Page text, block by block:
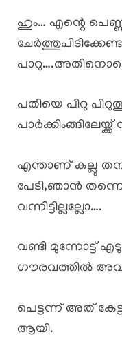
ഹും… എന്റെ
പതിയെ പിറു
എന്താണ് കല്ലു
പേടി,ഞാൻ തന്നെ
വന്നിട്ടില്ലല്ലോ….
വണ്ടി മുന്നോട്ട്
ഗൗരവത്തിൽ
പെട്ടന്ന് അത്
ആയി.